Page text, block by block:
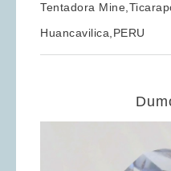
Tentadora
Huancavilica,PERU